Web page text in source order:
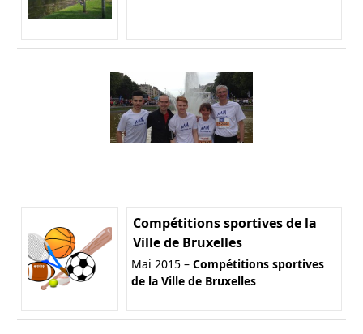
Compétitions sportives de la
Ville de Bruxelles
Mai 2015 – Compétitions sportives
de la Ville de Bruxelles